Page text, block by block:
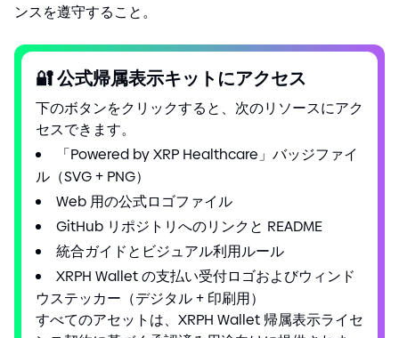
ンスを遵守すること。
🔐公式帰属表示キットにアクセス
下のボタンをクリックすると、次のリソースにアク
セスできます。
「Powered by XRP Healthcare」バッジファイ
ル（SVG+ PNG）
Web 用の公式ロゴファイル
GitHub リポジトリへのリンクと README
統合ガイドとビジュアル利用ルール
XRPH Wallet の支払い受付ロゴおよびウィンド
ウステッカー（デジタル+ 印刷用）
すべてのアセットは、XRPH Wallet 帰属表示ライセ